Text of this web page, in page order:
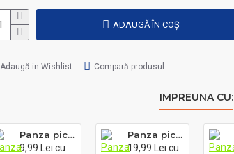
ADAUGĂ ÎN COŞ
Adaugă in Wishlist Compară produsul
IMPREUNA CU:
Panza pictura pe sasiu din lemn, 295g, 25cm X 35 cm, BRONS
9,99 Lei cu
Panza pictura pe sasiu din lemn, 295g, 35X50cm, BRONS BR-5001
19,99 Lei cu